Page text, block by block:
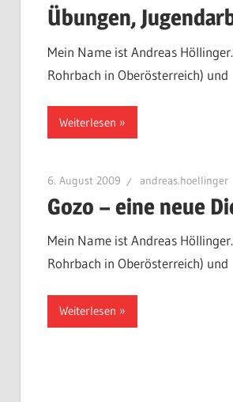
Übungen,
Mein Name ist Andreas
Rohrbach in Oberösterreich) und
Weiterlesen
6. August 2009 andreas.hoellinger
Gozo – eine neue
Mein Name ist Andreas
Rohrbach in Oberösterreich) und
Weiterlesen